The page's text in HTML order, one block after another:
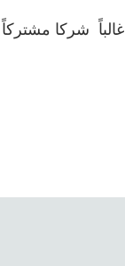
غالباً شرکا